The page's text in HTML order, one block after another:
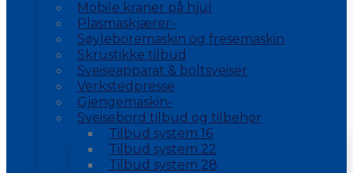
Mobile kraner på hjul
Plasmaskjærer-
Søyleboremaskin og fresemaskin
Skrustikke tilbud
Sveiseapparat & boltsveiser
Verkstedpresse
Gjengemaskin-
Sveisebord tilbud og tilbehør
Tilbud system 16
Tilbud system 22
Tilbud system 28